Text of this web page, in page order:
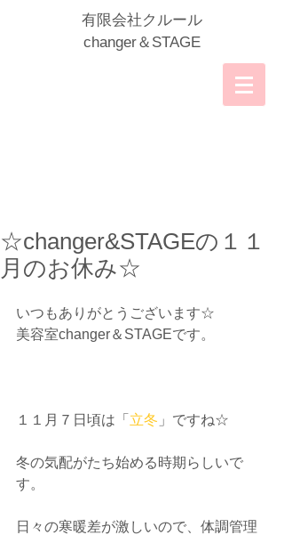
​有限会社クルール
​changer＆STAGE
☆changer&STAGEの１１
月のお休み☆
いつもありがとうございます☆
美容室changer＆STAGEです。
１１月７日頃は「 立冬 」ですね☆
冬の気配がたち始める時期らしいで
す。
日々の寒暖差が激しいので、体調管理